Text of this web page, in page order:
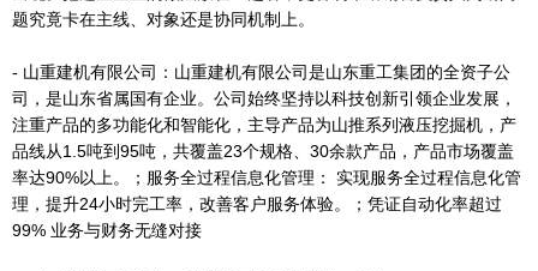
题究竟卡在主线、对象还是协同机制上。
- 山重建机有限公司：山重建机有限公司是山东重工集团的全资子公
司，是山东省属国有企业。公司始终坚持以科技创新引领企业发展，
注重产品的多功能化和智能化，主导产品为山推系列液压挖掘机，产
品线从1.5吨到95吨，共覆盖23个规格、30余款产品，产品市场覆盖
率达90%以上。；服务全过程信息化管理： 实现服务全过程信息化管
理，提升24小时完工率，改善客户服务体验。；凭证自动化率超过
99% 业务与财务无缝对接